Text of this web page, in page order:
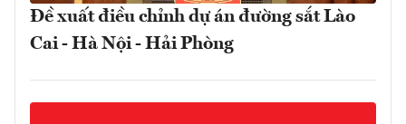
Đề xuất điều chỉnh dự án đường sắt Lào
Cai - Hà Nội - Hải Phòng